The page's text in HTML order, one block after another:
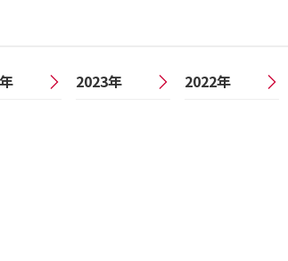
2023年 2022年